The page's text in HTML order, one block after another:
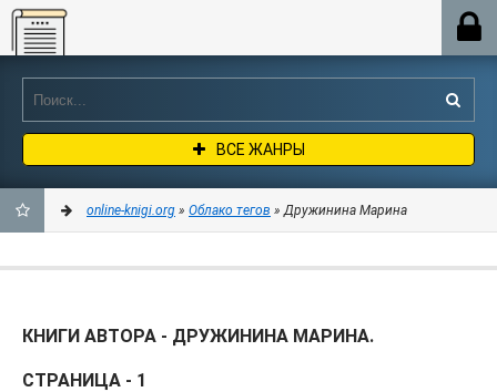
Online-knigi.org
ВСЕ ЖАНРЫ
ЗАКЛАДКИ
online-knigi.org » Облако тегов » Дружинина Марина
КНИГИ АВТОРА - ДРУЖИНИНА МАРИНА.
СТРАНИЦА - 1